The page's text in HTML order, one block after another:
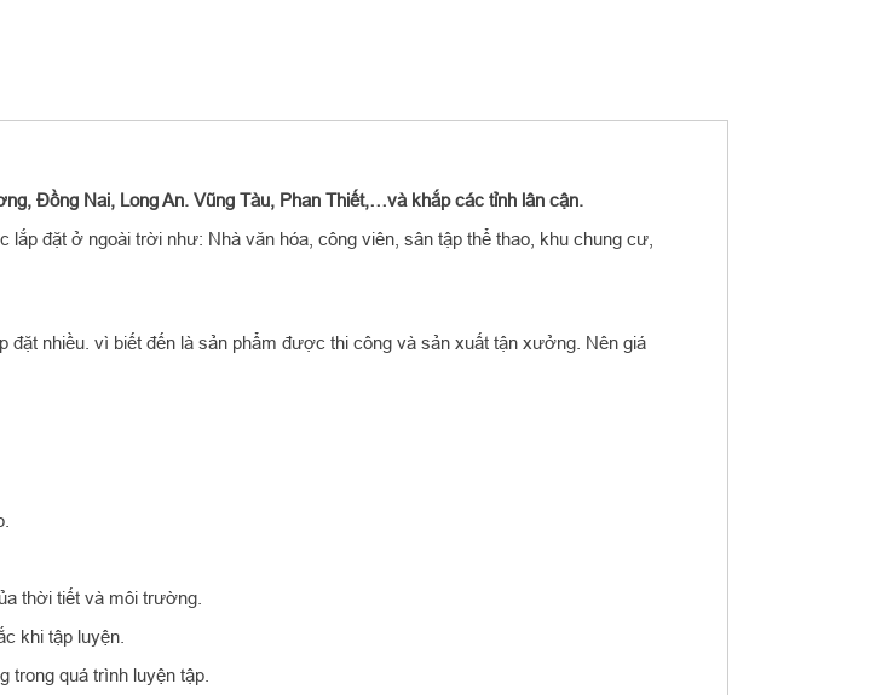
Đồng Nai, Long An. Vũng Tàu, Phan Thiết,…và khắp các tỉnh lân cận.
đặt ở ngoài trời như: Nhà văn hóa, công viên, sân tập thể thao, khu chung cư,
nhiều. vì biết đến là sản phẩm được thi công và sản xuất tận xưởng. Nên giá
thời tiết và môi trường.
khi tập luyện.
quá trình luyện tập.